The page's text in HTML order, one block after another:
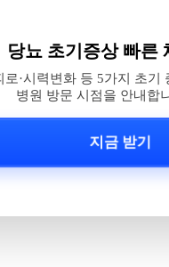
당뇨 초기증상 빠른
로·시력변화 등 5가지 초기
병원 방문 시점을 안내합
지금 받기
문
증상 5가지는 무엇인가요?
해보면 좋나요?
떤 검사를 요청해야 하나요?